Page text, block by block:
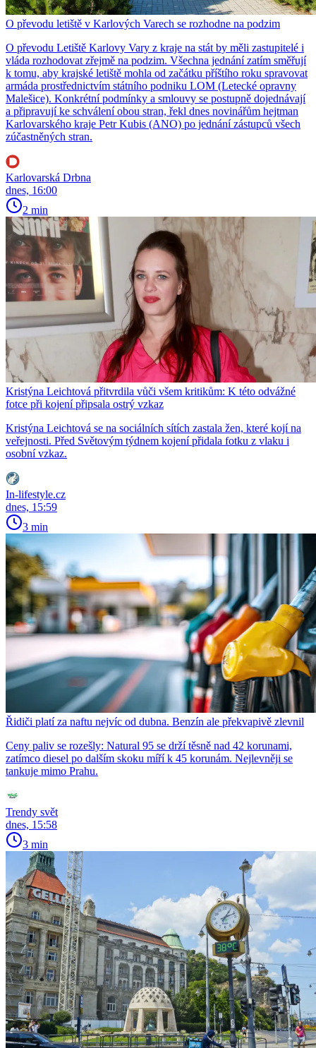
O převodu letiště v Karlových Varech se rozhodne na podzim
O převodu Letiště Karlovy Vary z kraje na stát by měli zastupitelé i
vláda rozhodovat zřejmě na podzim. Všechna jednání zatím směřují
k tomu, aby krajské letiště mohla od začátku příštího roku spravovat
armáda prostřednictvím státního podniku LOM (Letecké opravny
Malešice). Konkrétní podmínky a smlouvy se postupně dojednávají
a připravují ke schválení obou stran, řekl dnes novinářům hejtman
Karlovarského kraje Petr Kubis (ANO) po jednání zástupců všech
zúčastněných stran.
Karlovarská Drbna
dnes, 16:00
2 min
Kristýna Leichtová přitvrdila vůči všem kritikům: K této odvážné
fotce při kojení připsala ostrý vzkaz
Kristýna Leichtová se na sociálních sítích zastala žen, které kojí na
veřejnosti. Před Světovým týdnem kojení přidala fotku z vlaku i
osobní vzkaz.
In-lifestyle.cz
dnes, 15:59
3 min
Řidiči platí za naftu nejvíc od dubna. Benzín ale překvapivě zlevnil
Ceny paliv se rozešly: Natural 95 se drží těsně nad 42 korunami,
zatímco diesel po dalším skoku míří k 45 korunám. Nejlevněji se
tankuje mimo Prahu.
Trendy svět
dnes, 15:58
3 min